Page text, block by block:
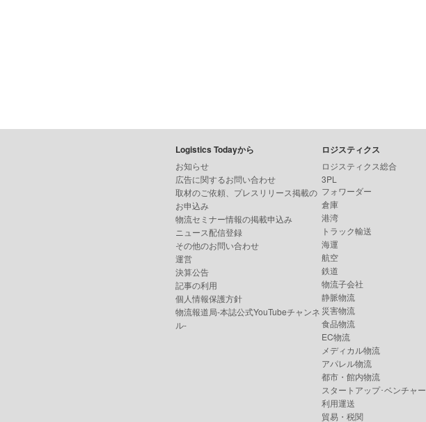
Logistics Todayから
お知らせ
広告に関するお問い合わせ
取材のご依頼、プレスリリース掲載の
お申込み
物流セミナー情報の掲載申込み
ニュース配信登録
その他のお問い合わせ
運営
決算公告
記事の利用
個人情報保護方針
物流報道局-本誌公式YouTubeチャンネ
ル-
ロジスティクス
ロジスティクス総合
3PL
フォワーダー
倉庫
港湾
トラック輸送
海運
航空
鉄道
物流子会社
静脈物流
災害物流
食品物流
EC物流
メディカル物流
アパレル物流
都市・館内物流
スタートアップ･ベンチャー
利用運送
貿易・税関